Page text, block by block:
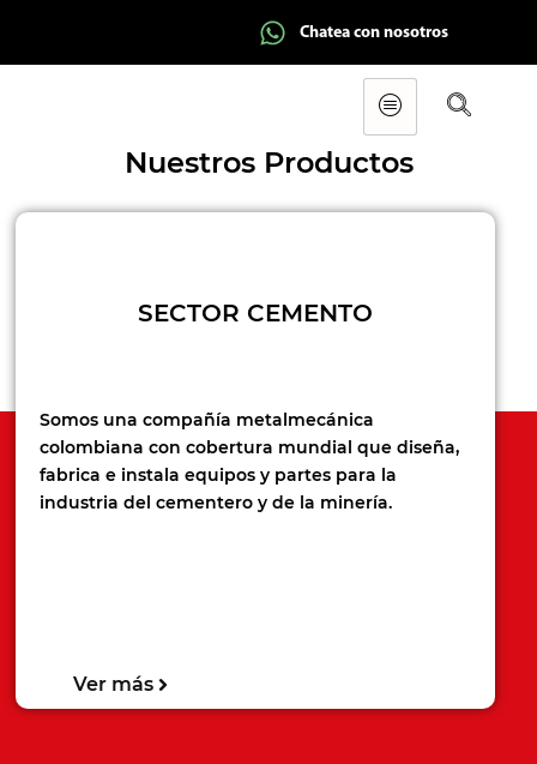
Chatea con nosotros
Nuestros Productos
SECTOR CEMENTO
Somos una compañía metalmecánica
colombiana con cobertura mundial que diseña,
fabrica e instala equipos y partes para la
industria del cementero y de la minería.
Ver más